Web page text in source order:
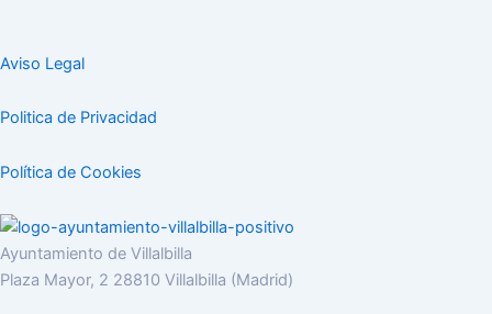
Aviso Legal
Politica de Privacidad
Política de Cookies
Ayuntamiento de Villalbilla
Plaza Mayor, 2 28810 Villalbilla (Madrid)